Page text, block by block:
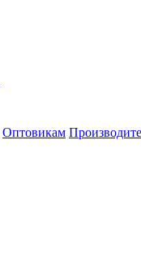
Оптовикам